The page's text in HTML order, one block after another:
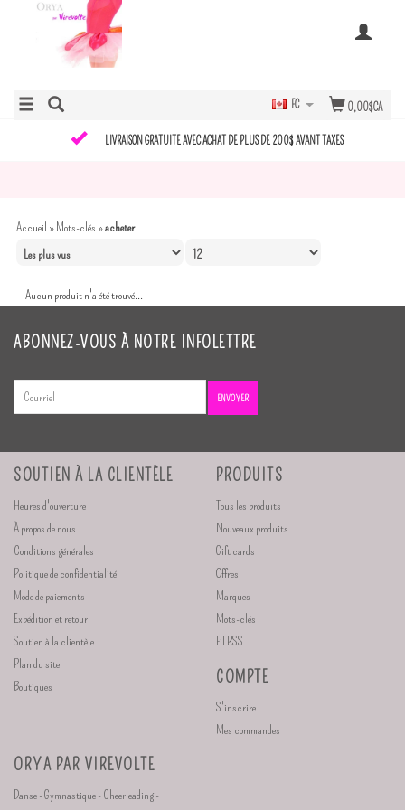
0,00$CA
FC
LIVRAISON GRATUITE AVEC ACHAT DE PLUS DE 200$ AVANT TAXES
Accueil »Mots-clés »acheter
Aucun produit n'a été trouvé...
ABONNEZ-VOUS À NOTRE INFOLETTRE
ENVOYER
SOUTIEN À LA CLIENTÈLE
Heures d'ouverture
À propos de nous
Conditions générales
Politique de confidentialité
Mode de paiements
Expédition et retour
Soutien à la clientèle
Plan du site
Boutiques
PRODUITS
Tous les produits
Nouveaux produits
Gift cards
Offres
Marques
Mots-clés
Fil RSS
COMPTE
S'inscrire
Mes commandes
ORYA PAR VIREVOLTE
Danse - Gymnastique - Cheerleading -